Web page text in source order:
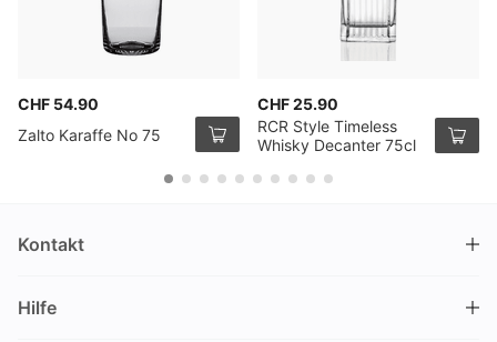
CHF 54.90
Zalto Karaffe No 75
CHF 25.90
RCR Style Timeless
Whisky Decanter 75cl
Kontakt
Nüschelerstrasse 35
Hilfe